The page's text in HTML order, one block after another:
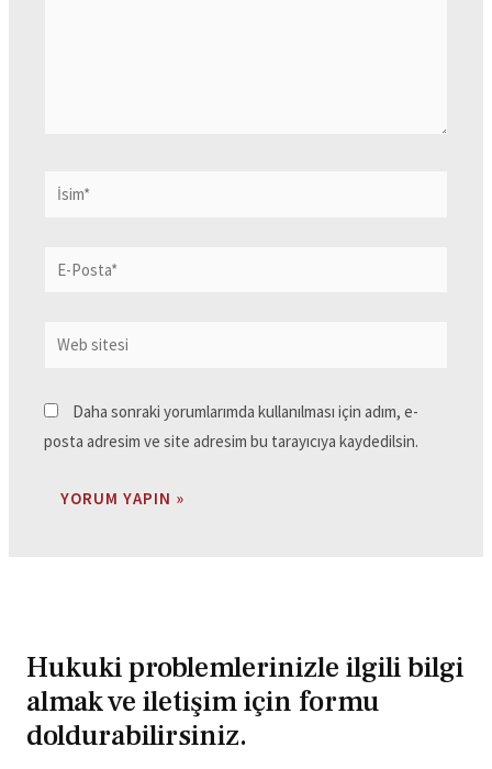
Daha sonraki yorumlarımda kullanılması için adım, e-
posta adresim ve site adresim bu tarayıcıya kaydedilsin.
Hukuki problemlerinizle ilgili bilgi
almak ve iletişim için formu
doldurabilirsiniz.